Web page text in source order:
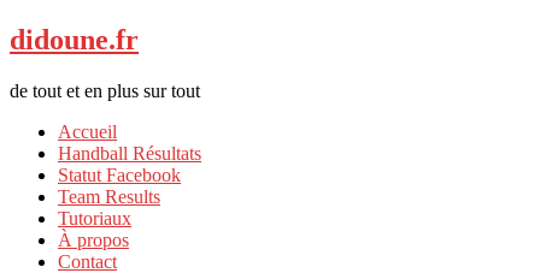
didoune.fr
de tout et en plus sur tout
Accueil
Handball Résultats
Statut Facebook
Team Results
Tutoriaux
À propos
Contact